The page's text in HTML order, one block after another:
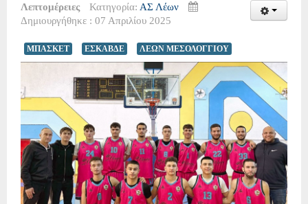
Λεπτομέρειες Κατηγορία: ΑΣ Λέων
Δημιουργήθηκε : 07 Απριλίου 2025
ΜΠΑΣΚΕΤ ΕΣΚΑΒΔΕ ΛΕΩΝ ΜΕΣΟΛΟΓΓΙΟΥ